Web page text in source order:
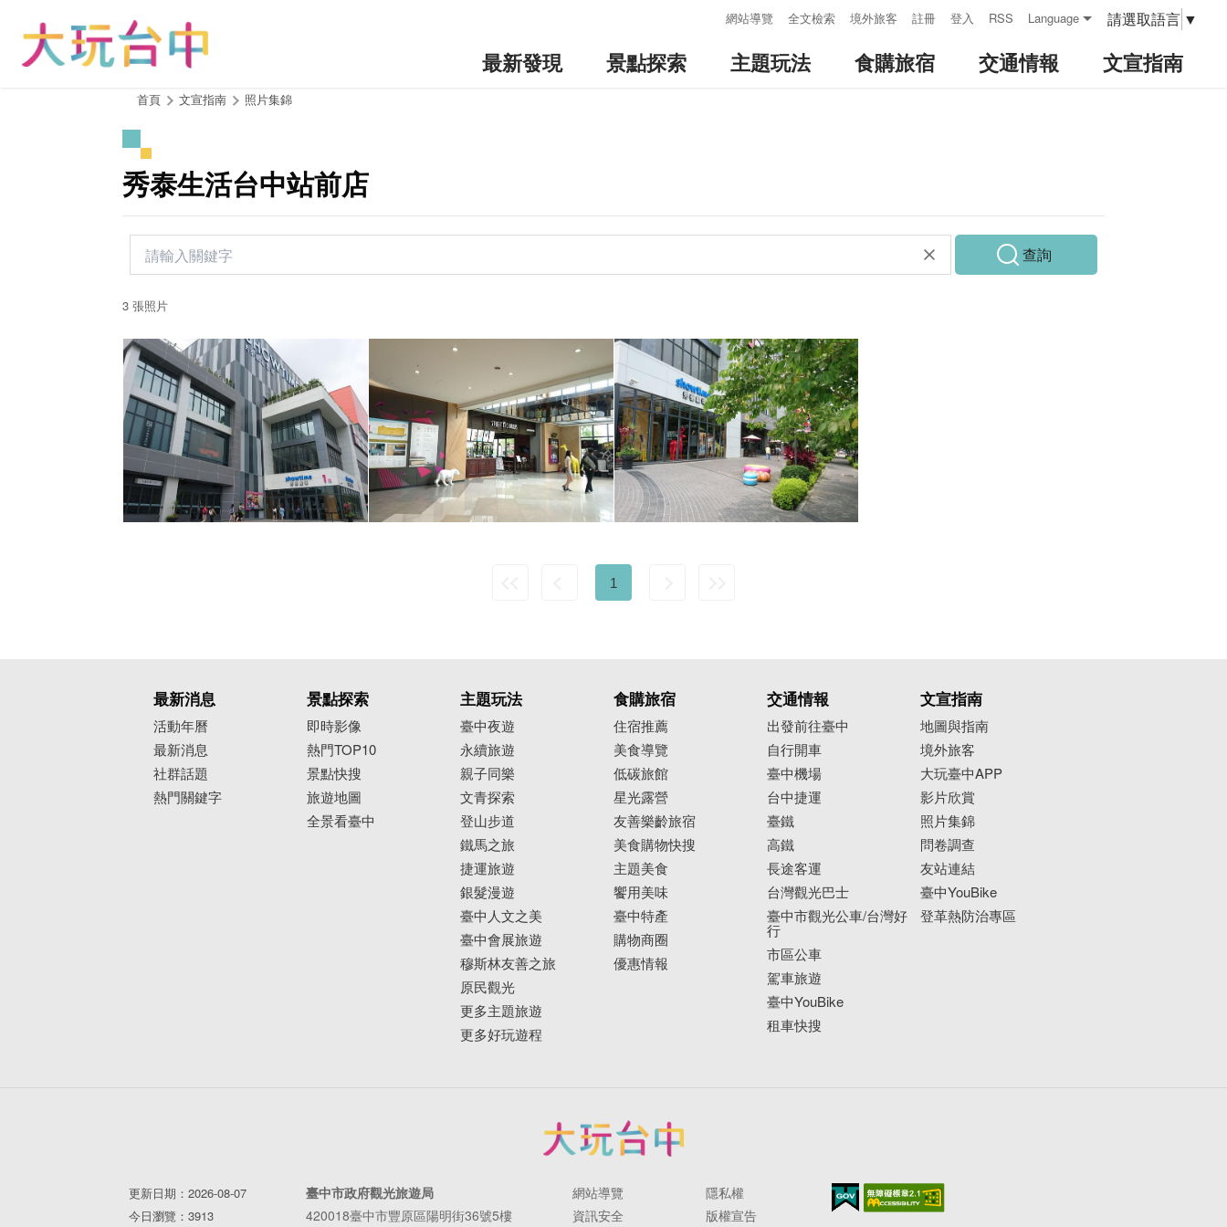
網站導覽 全文檢索 境外旅客 註冊 登入 RSS Language 請選取語言 ▼
最新發現 景點探索 主題玩法 食購旅宿 交通情報 文宣指南
首頁 文宣指南 照片集錦
秀泰生活台中站前店
查詢
3 張照片
1
最新消息
活動年曆
最新消息
社群話題
熱門關鍵字
景點探索
即時影像
熱門TOP10
景點快搜
旅遊地圖
全景看臺中
主題玩法
臺中夜遊
永續旅遊
親子同樂
文青探索
登山步道
鐵馬之旅
捷運旅遊
銀髮漫遊
臺中人文之美
臺中會展旅遊
穆斯林友善之旅
原民觀光
更多主題旅遊
更多好玩遊程
食購旅宿
住宿推薦
美食導覽
低碳旅館
星光露營
友善樂齡旅宿
美食購物快搜
主題美食
饗用美味
臺中特產
購物商圈
優惠情報
交通情報
出發前往臺中
自行開車
臺中機場
台中捷運
臺鐵
高鐵
長途客運
台灣觀光巴士
臺中市觀光公車/台灣好
行
市區公車
駕車旅遊
臺中YouBike
租車快搜
文宣指南
地圖與指南
境外旅客
大玩臺中APP
影片欣賞
照片集錦
問卷調查
友站連結
臺中YouBike
登革熱防治專區
更新日期：2026-08-07
今日瀏覽：3913
臺中市政府觀光旅遊局
420018臺中市豐原區陽明街36號5樓
網站導覽
隱私權
資訊安全
版權宣告